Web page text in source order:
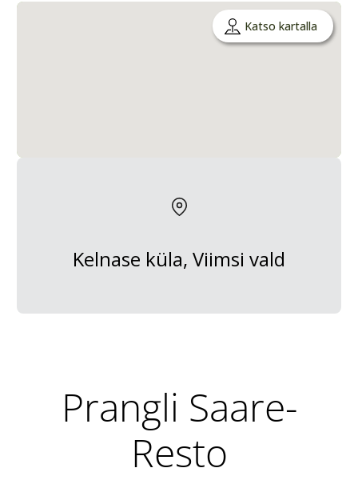
Katso kartalla
Kelnase küla, Viimsi vald
Prangli Saare-
Resto